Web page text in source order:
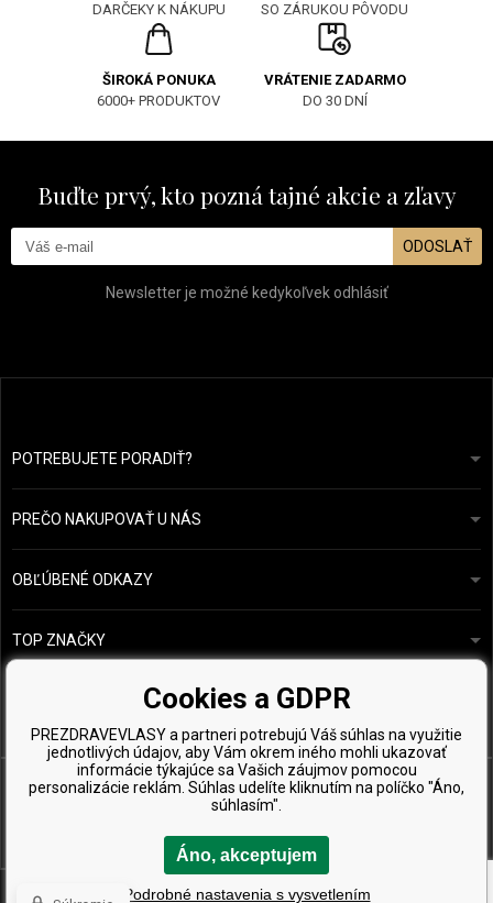
DARČEKY K NÁKUPU
SO ZÁRUKOU PÔVODU
ŠIROKÁ PONUKA
6000+ PRODUKTOV
VRÁTENIE ZADARMO
DO 30 DNÍ
Buďte prvý, kto pozná tajné akcie a zľavy
ODOSLAŤ
Newsletter je možné kedykoľvek odhlásiť
POTREBUJETE PORADIŤ?info@prozdravevlasy.cz
Odpovieme do 24 hodín.
PREČO NAKUPOVAŤ U NÁS
Obchodní podmínky
Ochrana osobních údajů
Přehled plateb a dopravy
OBĽÚBENÉ ODKAZY
Náš příběh
Vzorky zdarma
TOP ZNAČKY
Kérastase
Wella Professionals
Zenz Organic
Copyright © 2026 PreZdravéVlasy.sk, Všetky práva vyhradené
Cookies a GDPR
PREZDRAVEVLASY a partneri potrebujú Váš súhlas na využitie
jednotlivých údajov, aby Vám okrem iného mohli ukazovať
informácie týkajúce sa Vašich záujmov pomocou
personalizácie reklám. Súhlas udelíte kliknutím na políčko "Áno,
súhlasím".
Áno, akceptujem
Podrobné nastavenia s vysvetlením